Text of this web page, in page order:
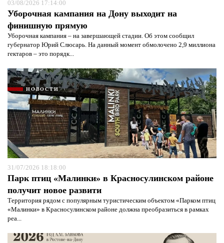
03/08/2026 17:14:00
Уборочная кампания на Дону выходит на
финишную прямую
Уборочная кампания – на завершающей стадии. Об этом сообщил
губернатор Юрий Слюсарь. На данный момент обмолочено 2,9 миллиона
гектаров – это порядк...
НОВОСТИ
31/07/2026 18:18:00
Парк птиц «Малинки» в Красносулинском районе
получит новое развити
Территория рядом с популярным туристическим объектом «Парком птиц
«Малинки» в Красносулинском районе должна преобразиться в рамках
реа...